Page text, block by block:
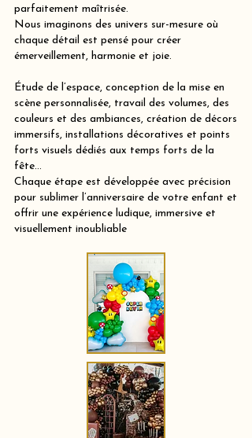
parfaitement maîtrisée.
Nous imaginons des univers sur-mesure où
chaque détail est pensé pour créer
émerveillement, harmonie et joie.
Étude de l’espace, conception de la mise en
scène personnalisée, travail des volumes, des
couleurs et des ambiances, création de décors
immersifs, installations décoratives et points
forts visuels dédiés aux temps forts de la
fête…
Chaque étape est développée avec précision
pour sublimer l’anniversaire de votre enfant et
offrir une expérience ludique, immersive et
visuellement inoubliable